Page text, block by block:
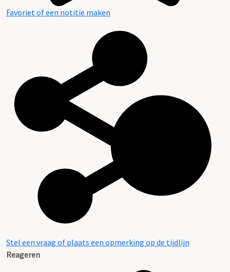
Favoriet of een notitie maken
Stel een vraag of plaats een opmerking op de tijdlijn
Reageren